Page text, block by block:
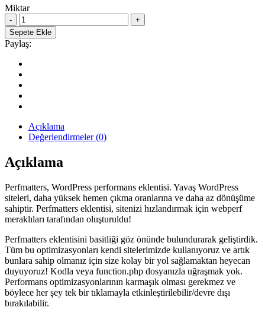
Miktar
Perfmatters
Hafif
WordPress
Site
Hızlandırma
Eklentisi
quantity
Sepete Ekle
Paylaş:
Açıklama
Değerlendirmeler (0)
Açıklama
Perfmatters, WordPress performans eklentisi. Yavaş WordPress
siteleri, daha yüksek hemen çıkma oranlarına ve daha az dönüşüme
sahiptir. Perfmatters eklentisi, sitenizi hızlandırmak için webperf
meraklıları tarafından oluşturuldu!
Perfmatters eklentisini basitliği göz önünde bulundurarak geliştirdik.
Tüm bu optimizasyonları kendi sitelerimizde kullanıyoruz ve artık
bunlara sahip olmanız için size kolay bir yol sağlamaktan heyecan
duyuyoruz! Kodla veya function.php dosyanızla uğraşmak yok.
Performans optimizasyonlarının karmaşık olması gerekmez ve
böylece her şey tek bir tıklamayla etkinleştirilebilir/devre dışı
bırakılabilir.